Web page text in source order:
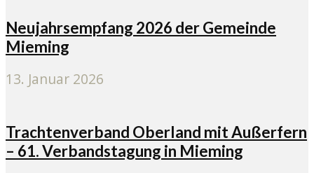
Neujahrsempfang 2026 der Gemeinde
Mieming
13. Januar 2026
Trachtenverband Oberland mit Außerfern
– 61. Verbandstagung in Mieming